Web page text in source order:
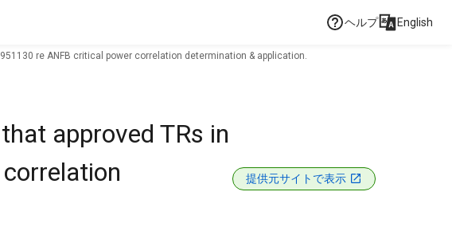
ヘルプ English
re ANFB critical power correlation determination & application.
approved TRs in
提供元サイトで表示